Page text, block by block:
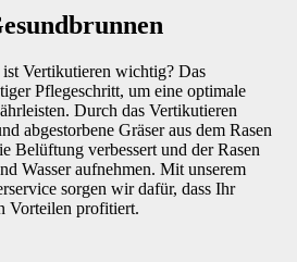
Vertikutieren wichtig? Das
Pflegeschritt, um eine optimale
Durch das Vertikutieren
abgestorbene Gräser aus dem Rasen
Belüftung verbessert und der Rasen
Wasser aufnehmen. Mit unserem
sorgen wir dafür, dass Ihr
Vorteilen profitiert.